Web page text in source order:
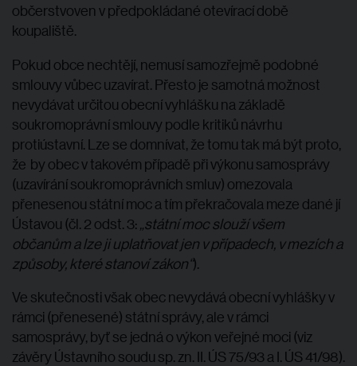
občerstvoven v předpokládané otevírací době
koupaliště.
Pokud obce nechtějí, nemusí samozřejmě podobné
smlouvy vůbec uzavírat. Přesto je samotná možnost
nevydávat určitou obecní vyhlášku na základě
soukromoprávní smlouvy podle kritiků návrhu
protiústavní. Lze se domnívat, že tomu tak má být proto,
že by obec v takovém případě při výkonu samosprávy
(uzavírání soukromoprávních smluv) omezovala
přenesenou státní moc a tím překračovala meze dané jí
Ústavou (čl. 2 odst. 3: „státní moc slouží všem
občanům a lze ji uplatňovat jen v případech, v mezích a
způsoby, které stanoví zákon“).
Ve skutečnosti však obec nevydává obecní vyhlášky v
rámci (přenesené) státní správy, ale v rámci
samosprávy, byť se jedná o výkon veřejné moci (viz
závěry Ústavního soudu sp. zn. II. ÚS 75/93 a I. ÚS 41/98).